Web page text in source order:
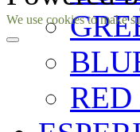
Facebook
Instagram
We use cookies to make